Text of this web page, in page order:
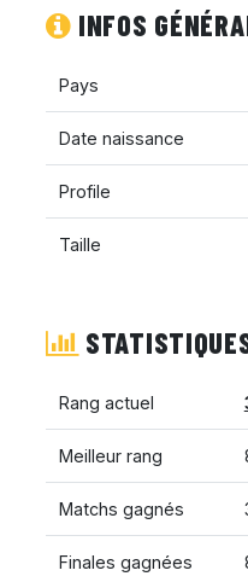
INFOS
Pays
Date naissance
Profile
Taille
Rang actuel
Meilleur rang
Matchs gagnés
Finales gagnées